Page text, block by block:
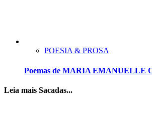
POESIA & PROSA
Poemas de MARIA EMANUELLE
Leia mais Sacadas...